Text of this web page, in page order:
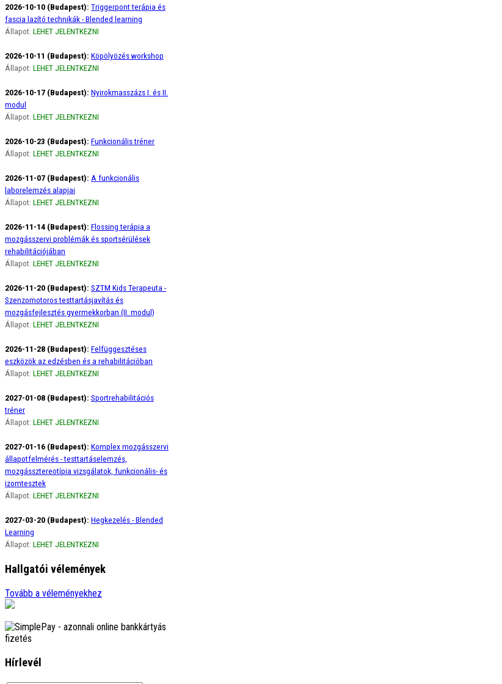
2026-10-10 (Budapest): Triggerpont terápia és
fascia lazító technikák - Blended learning
Állapot: LEHET JELENTKEZNI
2026-10-11 (Budapest): Köpölyözés workshop
Állapot: LEHET JELENTKEZNI
2026-10-17 (Budapest): Nyirokmasszázs I. és II.
modul
Állapot: LEHET JELENTKEZNI
2026-10-23 (Budapest): Funkcionális tréner
Állapot: LEHET JELENTKEZNI
2026-11-07 (Budapest): A funkcionális
laborelemzés alapjai
Állapot: LEHET JELENTKEZNI
2026-11-14 (Budapest): Flossing terápia a
mozgásszervi problémák és sportsérülések
rehabilitációjában
Állapot: LEHET JELENTKEZNI
2026-11-20 (Budapest): SZTM Kids Terapeuta -
Szenzomotoros testtartásjavítás és
mozgásfejlesztés gyermekkorban (II. modul)
Állapot: LEHET JELENTKEZNI
2026-11-28 (Budapest): Felfüggesztéses
eszközök az edzésben és a rehabilitációban
Állapot: LEHET JELENTKEZNI
2027-01-08 (Budapest): Sportrehabilitációs
tréner
Állapot: LEHET JELENTKEZNI
2027-01-16 (Budapest): Komplex mozgásszervi
állapotfelmérés - testtartáselemzés,
mozgássztereotípia vizsgálatok, funkcionális- és
izomtesztek
Állapot: LEHET JELENTKEZNI
2027-03-20 (Budapest): Hegkezelés - Blended
Learning
Állapot: LEHET JELENTKEZNI
Hallgatói vélemények
Ági
Szeretném szivből jövő hálámat kifejezni a
gerinces kurzus óta életemben előszor figyelek
a borzasztó tartásomra, amikor görbülök, …
tovább
Adrienn
sokat tanultam Tőletek. Szuper csapat vagytok.
Tovább a véleményekhez
Hírlevél